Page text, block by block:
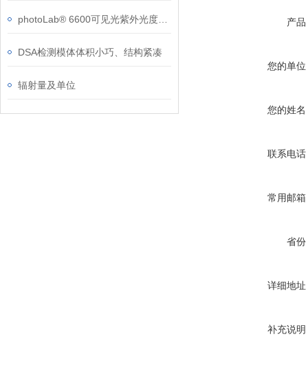
DSA检测模体体积小巧、结构紧凑
辐射量及单位
产品
您的单位
您的姓名
联系电话
常用邮箱
省份
详细地址
补充说明